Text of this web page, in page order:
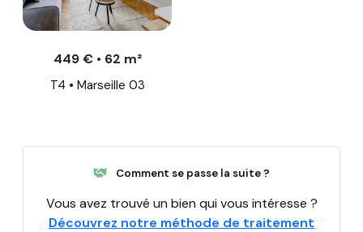
449 € • 62 m²
T4 • Marseille 03
Comment se passe la suite ?
Vous avez trouvé un bien qui vous intéresse ?
Découvrez notre méthode de traitement